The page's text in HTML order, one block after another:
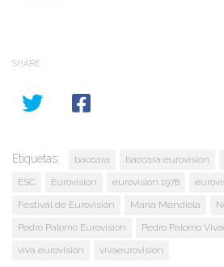
SHARE
Etiquetas: baccara baccara eurovision
ESC
Eurovision eurovision 1978
Festival de Eurovisión
María Mendiola
Pedro Palomo Eurovision
Pedro Palomo
viva eurovision
vivaeurovision